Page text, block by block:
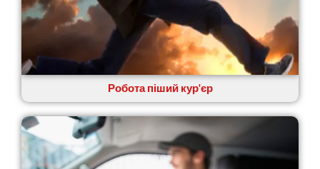
Мукачево
Нетішин
Ніжин
Микитинці
Миколаїв
Нікополь
Новоолександрівка
Новомосковськ
Новосілки
Нововолинськ
Робота піший кур'єр